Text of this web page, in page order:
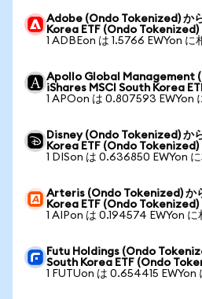
Adobe (Ondo Tokenized) か
Korea ETF (Ondo Tokenized)
1 ADBEon は 1.5766 EWYon に
Apollo Global Management
iShares MSCI South Korea
1 APOon は 0.807593 EWYon
Disney (Ondo Tokenized) か
Korea ETF (Ondo Tokenized)
1 DISon は 0.636850 EWYon
Arteris (Ondo Tokenized) か
Korea ETF (Ondo Tokenized)
1 AIPon は 0.194574 EWYon に
Futu Holdings (Ondo
South Korea ETF (Ondo
1 FUTUon は 0.654415 EWYon